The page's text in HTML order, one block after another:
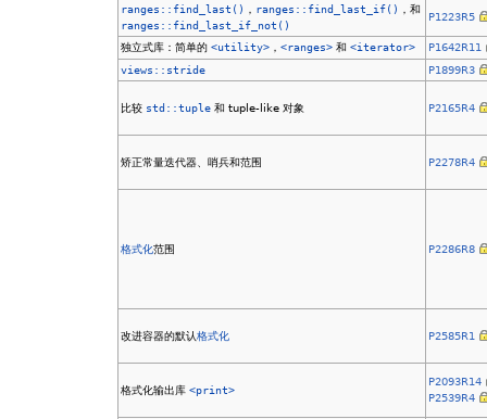
ranges::find_last() ， ranges::find_last_if() ，和
ranges::find_last_if_not()
P1223R5
独立式库：简单的<utility> ，<ranges> 和<iterator>
P1642R11
views::stride
P1899R3
比较 std::tuple 和 tuple-like 对象 P2165R4
矫正常量迭代器、哨兵和范围 P2278R4
格式化范围 P2286R8
改进容器的默认格式化 P2585R1
格式化输出库<print>
P2093R14
P2539R4